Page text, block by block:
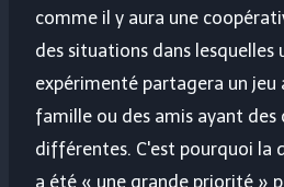
comme il y aura une
des situations dans lesquelles
expérimenté partagera un jeu
famille ou des amis ayant des
différentes. C'est pourquoi la
a été « une grande priorité »